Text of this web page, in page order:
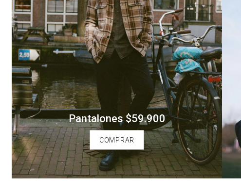
Pantalones $59.900
COMPRAR